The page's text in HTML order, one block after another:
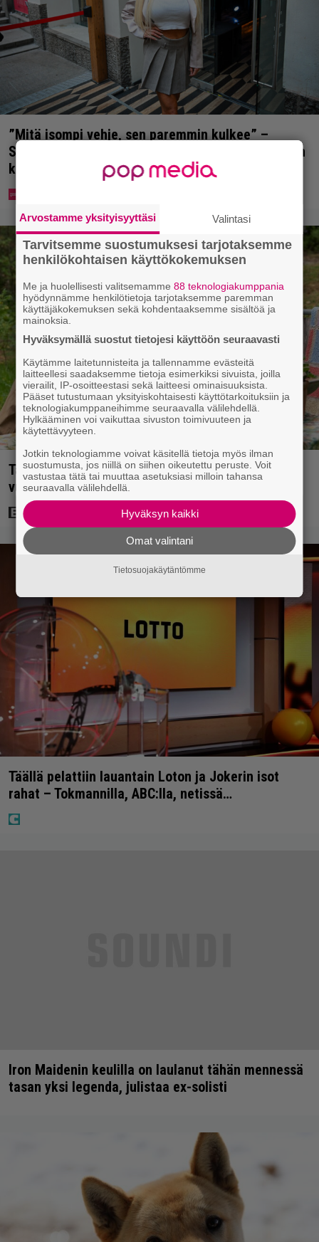
”Mitä isompi vehje, sen paremmin kulkee” –
Susanna Penttilä suuntasi Bangbussinsa Helsingin
keskustaan
Tänään tv:ssä: Koskettava kotimainen elokuva
vuodelta 2020 – ”Tehty isolla sydämellä”
Täällä pelattiin lauantain Loton ja Jokerin isot
rahat – Tokmannilla, ABC:lla, netissä…
Iron Maidenin keulilla on laulanut tähän mennessä
tasan yksi legenda, julistaa ex-solisti
Arvostamme yksityisyyttäsi Valintasi
Tarvitsemme suostumuksesi tarjotaksemme
henkilökohtaisen käyttökokemuksen
Me ja huolellisesti valitsemamme88 teknologiakumppania
hyödynnämme henkilötietoja tarjotaksemme paremman
käyttäjäkokemuksen sekä kohdentaaksemme sisältöä ja
mainoksia.
Hyväksymällä suostut tietojesi käyttöön seuraavasti
Käytämme laitetunnisteita ja tallennamme evästeitä
laitteellesi saadaksemme tietoja esimerkiksi sivuista, joilla
vierailit, IP-osoitteestasi sekä laitteesi ominaisuuksista.
Pääset tutustumaan yksityiskohtaisesti käyttötarkoituksiin ja
teknologiakumppaneihimme seuraavalla välilehdellä.
Hylkääminen voi vaikuttaa sivuston toimivuuteen ja
käytettävyyteen.
Jotkin teknologiamme voivat käsitellä tietoja myös ilman
suostumusta, jos niillä on siihen oikeutettu peruste. Voit
vastustaa tätä tai muuttaa asetuksiasi milloin tahansa
seuraavalla välilehdellä.
Hyväksyn kaikki
Omat valintani
Tietosuojakäytäntömme